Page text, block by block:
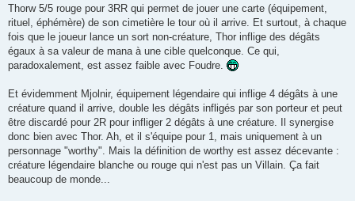
Thorw 5/5 rouge pour 3RR qui permet de jouer une carte (équipement,
rituel, éphémère) de son cimetière le tour où il arrive. Et surtout, à chaque
fois que le joueur lance un sort non-créature, Thor inflige des dégâts
égaux à sa valeur de mana à une cible quelconque. Ce qui,
paradoxalement, est assez faible avec Foudre.
Et évidemment Mjolnir, équipement légendaire qui inflige 4 dégâts à une
créature quand il arrive, double les dégâts infligés par son porteur et peut
être discardé pour 2R pour infliger 2 dégâts à une créature. Il synergise
donc bien avec Thor. Ah, et il s'équipe pour 1, mais uniquement à un
personnage "worthy". Mais la définition de worthy est assez décevante :
créature légendaire blanche ou rouge qui n'est pas un Villain. Ça fait
beaucoup de monde...